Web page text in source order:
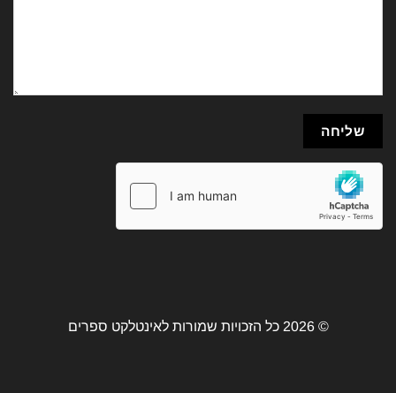
© 2026 כל הזכויות שמורות לאינטלקט ספרים